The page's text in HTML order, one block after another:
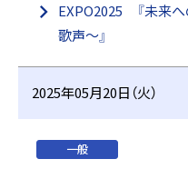
EXPO2025 『未来
歌声～』
2025年05月20日（火）
一般